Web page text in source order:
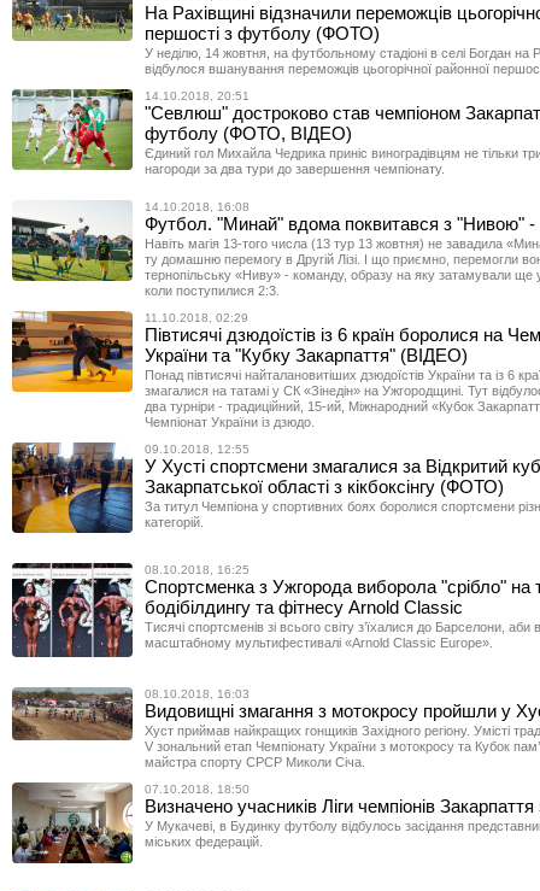
На Рахівщині відзначили переможців
першості з футболу (ФОТО)
У неділю, 14 жовтня, на футбольному стадіоні в селі Богдан на
відбулося вшанування переможців цьогорічної районної
14.10.2018, 20:51
"Севлюш" достроково став чемпіоном
футболу (ФОТО, ВІДЕО)
Єдиний гол Михайла Чедрика приніс виноградівцям не тільки
нагороди за два тури до завершення чемпіонату.
14.10.2018, 16:08
Футбол. "Минай" вдома поквитався з "Нивою" -
Навіть магія 13-того числа (13 тур 13 жовтня) не завадила
ту домашню перемогу в Другій Лізі. І що приємно, перемогли
тернопільську «Ниву» - команду, образу на яку затамували ще
коли поступилися 2:3.
11.10.2018, 02:29
Півтисячі дзюдоїстів із 6 країн боролися на
України та "Кубку Закарпаття" (ВІДЕО)
Понад півтисячі найталановитіших дзюдоїстів України та із 6
змагалися на татамі у СК «Зінедін» на Ужгородщині. Тут
два турніри - традиційний, 15-ий, Міжнародний «Кубок
Чемпіонат України із дзюдо.
09.10.2018, 12:55
У Хусті спортсмени змагалися за Відкритий
Закарпатської області з кікбоксінгу (ФОТО)
За титул Чемпіона у спортивних боях боролися спортсмени
категорій.
08.10.2018, 16:25
Спортсменка з Ужгорода виборола "срібло" на
бодібілдингу та фітнесу Arnold Classic
Тисячі спортсменів зі всього світу з’їхалися до Барселони, аби
масштабному мультифестивалі «Arnold Classic Europe».
08.10.2018, 16:03
Видовищні змагання з мотокросу пройшли у
Хуст приймав найкращих гонщиків Західного регіону. Умісті
V зональний етап Чемпіонату України з мотокросу та Кубок
майстра спорту СРСР Миколи Січа.
07.10.2018, 18:50
Визначено учасників Ліги чемпіонів
У Мукачеві, в Будинку футболу відбулось засідання
міських федерацій.